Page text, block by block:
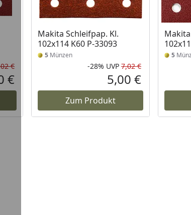
Rabatt in Prozent
Ursprünglicher Preis
€
Aktueller Preis
€
Makita Schleifpap. Kl.
102x114 K60 P-33093
5 Münzen
Rabatt in
-28% UVP 7,02 €
Aktueller Preis
5,00 €
Zum Produkt
5